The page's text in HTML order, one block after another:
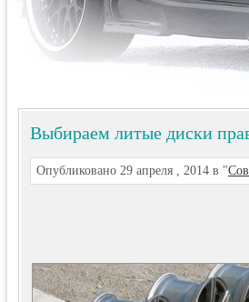
Выбираем литые диски
Опубликовано 29 апреля , 2014 в "